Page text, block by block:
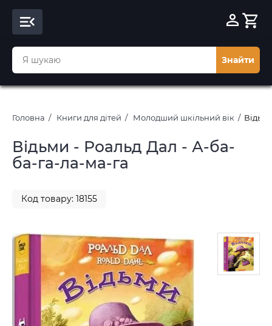
Знайти
Головна Книги для дітей Молодший шкільний вік
Відьми - Роальд Дал - А-ба-
ба-га-ла-ма-га
Код товару: 18155